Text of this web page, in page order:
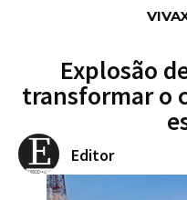
Explosão
transformar o
Editor